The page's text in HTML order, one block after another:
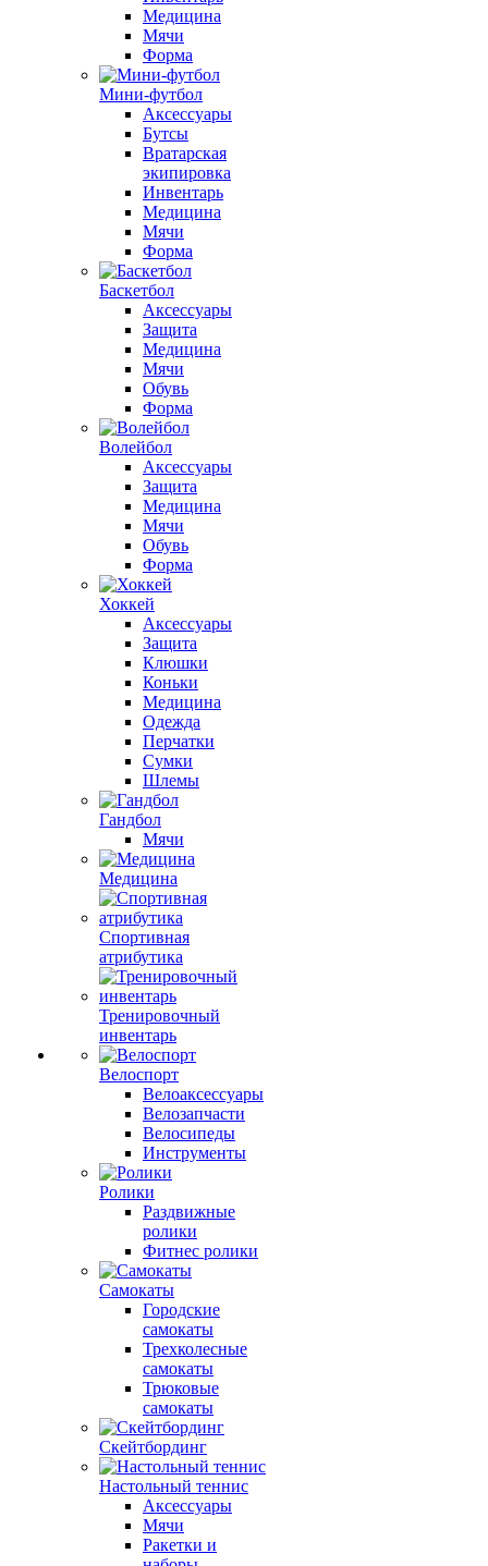
Медицина
Мячи
Форма
Мини-футбол
Аксессуары
Бутсы
Вратарская
экипировка
Инвентарь
Медицина
Мячи
Форма
Баскетбол
Аксессуары
Защита
Медицина
Мячи
Обувь
Форма
Волейбол
Аксессуары
Защита
Медицина
Мячи
Обувь
Форма
Хоккей
Аксессуары
Защита
Клюшки
Коньки
Медицина
Одежда
Перчатки
Сумки
Шлемы
Гандбол
Мячи
Медицина
Спортивная
атрибутика
Тренировочный
инвентарь
Велоспорт
Велоаксессуары
Велозапчасти
Велосипеды
Инструменты
Ролики
Раздвижные
ролики
Фитнес ролики
Самокаты
Городские
самокаты
Трехколесные
самокаты
Трюковые
самокаты
Скейтбординг
Настольный теннис
Аксессуары
Мячи
Ракетки и